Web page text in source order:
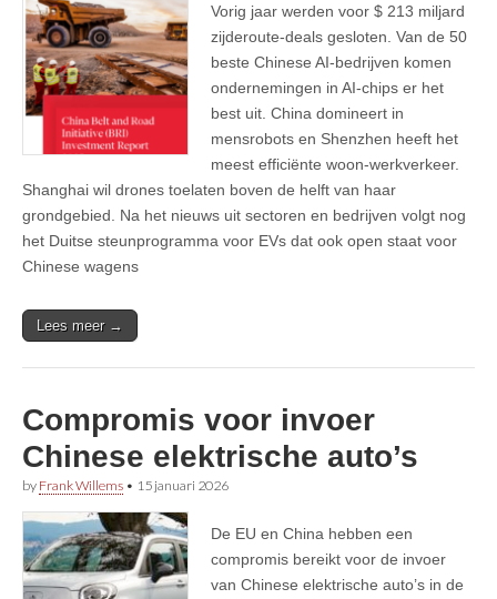
Vorig jaar werden voor $ 213 miljard
zijderoute-deals gesloten. Van de 50
beste Chinese AI-bedrijven komen
ondernemingen in AI-chips er het
best uit. China domineert in
mensrobots en Shenzhen heeft het
meest efficiënte woon-werkverkeer.
Shanghai wil drones toelaten boven de helft van haar
grondgebied. Na het nieuws uit sectoren en bedrijven volgt nog
het Duitse steunprogramma voor EVs dat ook open staat voor
Chinese wagens
Lees meer →
Compromis voor invoer
Chinese elektrische auto’s
by Frank Willems • 15 januari 2026
De EU en China hebben een
compromis bereikt voor de invoer
van Chinese elektrische auto’s in de